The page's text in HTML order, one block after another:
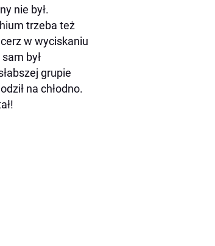
nie był.
trzeba też
w wyciskaniu
był
grupie
na chłodno.